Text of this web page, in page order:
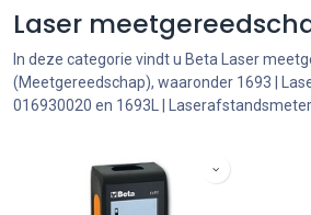
Laser
In deze categorie vindt u Beta Laser
(Meetgereedschap), waaronder 1693 |
016930020 en 1693L |